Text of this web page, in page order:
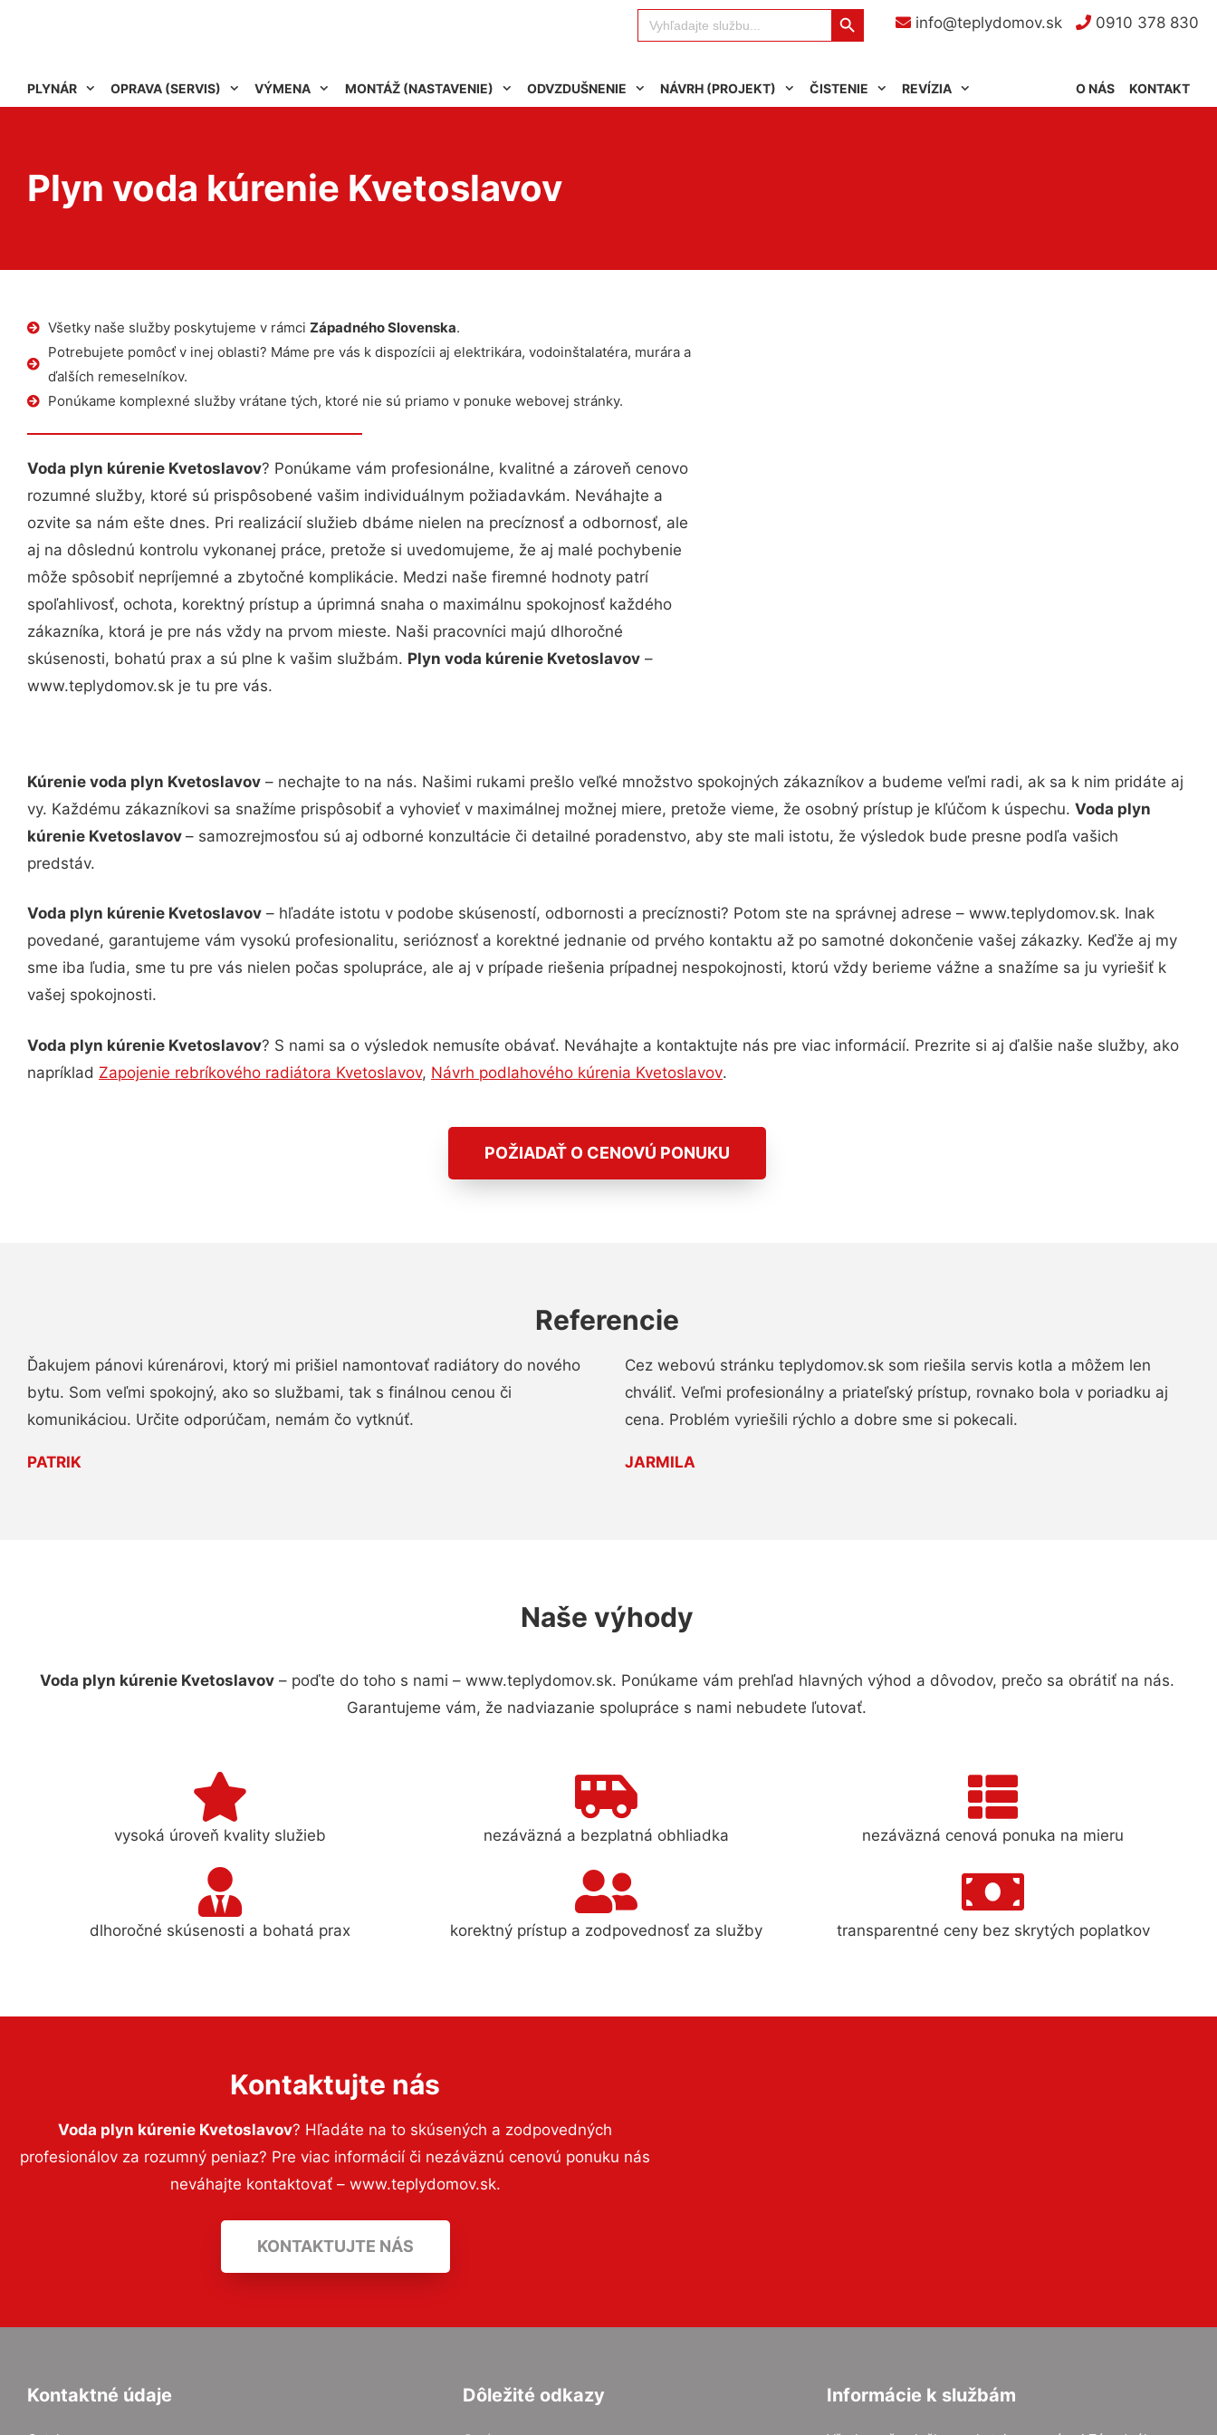
info@teplydomov.sk 0910 378 830
Search
for:
Search Button
PLYNÁR OPRAVA (SERVIS) VÝMENA MONTÁŽ (NASTAVENIE) ODVZDUŠNENIE NÁVRH (PROJEKT) ČISTENIE REVÍZIA KONTAKT
O NÁS
Plyn voda kúrenie Kvetoslavov
Všetky naše služby poskytujeme v rámci Západného Slovenska.
Potrebujete pomôcť v inej oblasti? Máme pre vás k dispozícii aj elektrikára, vodoinštalatéra, murára a
ďalších remeselníkov.
Ponúkame komplexné služby vrátane tých, ktoré nie sú priamo v ponuke webovej stránky.
Voda plyn kúrenie Kvetoslavov? Ponúkame vám profesionálne, kvalitné a zároveň cenovo
rozumné služby, ktoré sú prispôsobené vašim individuálnym požiadavkám. Neváhajte a
ozvite sa nám ešte dnes. Pri realizácií služieb dbáme nielen na precíznosť a odbornosť, ale
aj na dôslednú kontrolu vykonanej práce, pretože si uvedomujeme, že aj malé pochybenie
môže spôsobiť nepríjemné a zbytočné komplikácie. Medzi naše firemné hodnoty patrí
spoľahlivosť, ochota, korektný prístup a úprimná snaha o maximálnu spokojnosť každého
zákazníka, ktorá je pre nás vždy na prvom mieste. Naši pracovníci majú dlhoročné
skúsenosti, bohatú prax a sú plne k vašim službám. Plyn voda kúrenie Kvetoslavov –
www.teplydomov.sk je tu pre vás.
Kúrenie voda plyn Kvetoslavov – nechajte to na nás. Našimi rukami prešlo veľké množstvo spokojných zákazníkov a budeme veľmi radi, ak sa k nim pridáte aj
vy. Každému zákazníkovi sa snažíme prispôsobiť a vyhovieť v maximálnej možnej miere, pretože vieme, že osobný prístup je kľúčom k úspechu. Voda plyn
kúrenie Kvetoslavov – samozrejmosťou sú aj odborné konzultácie či detailné poradenstvo, aby ste mali istotu, že výsledok bude presne podľa vašich
predstáv.
Voda plyn kúrenie Kvetoslavov – hľadáte istotu v podobe skúseností, odbornosti a precíznosti? Potom ste na správnej adrese – www.teplydomov.sk. Inak
povedané, garantujeme vám vysokú profesionalitu, serióznosť a korektné jednanie od prvého kontaktu až po samotné dokončenie vašej zákazky. Keďže aj my
sme iba ľudia, sme tu pre vás nielen počas spolupráce, ale aj v prípade riešenia prípadnej nespokojnosti, ktorú vždy berieme vážne a snažíme sa ju vyriešiť k
vašej spokojnosti.
Voda plyn kúrenie Kvetoslavov? S nami sa o výsledok nemusíte obávať. Neváhajte a kontaktujte nás pre viac informácií. Prezrite si aj ďalšie naše služby, ako
napríklad Zapojenie rebríkového radiátora Kvetoslavov, Návrh podlahového kúrenia Kvetoslavov.
POŽIADAŤ O CENOVÚ PONUKU
Referencie
Ďakujem pánovi kúrenárovi, ktorý mi prišiel namontovať radiátory do nového
bytu. Som veľmi spokojný, ako so službami, tak s finálnou cenou či
komunikáciou. Určite odporúčam, nemám čo vytknúť.
PATRIK
Cez webovú stránku teplydomov.sk som riešila servis kotla a môžem len
chváliť. Veľmi profesionálny a priateľský prístup, rovnako bola v poriadku aj
cena. Problém vyriešili rýchlo a dobre sme si pokecali.
JARMILA
Naše výhody
Voda plyn kúrenie Kvetoslavov– poďte do toho s nami – www.teplydomov.sk. Ponúkame vám prehľad hlavných výhod a dôvodov, prečo sa obrátiť na nás.
Garantujeme vám, že nadviazanie spolupráce s nami nebudete ľutovať.
vysoká úroveň kvality služieb nezáväzná a bezplatná obhliadka nezáväzná cenová ponuka na mieru
dlhoročné skúsenosti a bohatá prax korektný prístup a zodpovednosť za služby transparentné ceny bez skrytých poplatkov
Kontaktujte nás
Voda plyn kúrenie Kvetoslavov? Hľadáte na to skúsených a zodpovedných
profesionálov za rozumný peniaz? Pre viac informácií či nezáväznú cenovú ponuku nás
neváhajte kontaktovať – www.teplydomov.sk.
KONTAKTUJTE NÁS
Kontaktné údaje Dôležité odkazy Informácie k službám